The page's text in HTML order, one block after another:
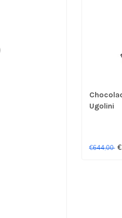
Ugolini
€644,00